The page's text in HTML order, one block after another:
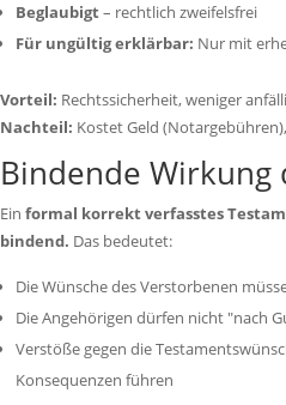
Beglaubigt– rechtlich zweifelsfrei
Für ungültig erklärbar: Nur mit
Vorteil: Rechtssicherheit, weniger
Nachteil: Kostet Geld
Bindende Wirkung
Ein formal korrekt verfasstes
bindend. Das bedeutet:
Die Wünsche des Verstorbenen
Die Angehörigen dürfen nicht "nach
Verstöße gegen die
Konsequenzen führen